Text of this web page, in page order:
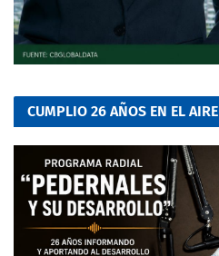
CUMPLIO 26 AÑOS EN EL AIRE